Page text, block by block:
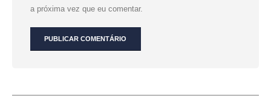
a próxima vez que eu comentar.